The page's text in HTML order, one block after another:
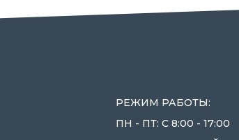
РЕЖИМ РАБОТЫ:
ПН - ПТ: С 8:00 - 17:00